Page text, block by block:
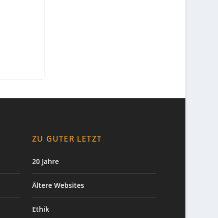
ZU GUTER LETZT
20 Jahre
Ältere Websites
Ethik